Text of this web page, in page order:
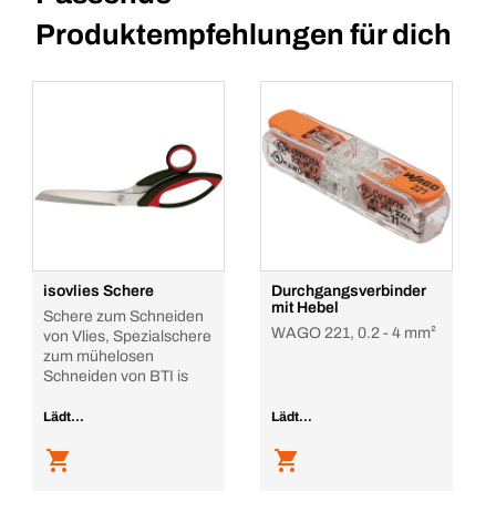
Produktempfehlungen für dich
isovlies Schere
Schere zum Schneiden
von Vlies, Spezialschere
zum mühelosen
Schneiden von BTI is
Lädt...
Durchgangsverbinder
mit Hebel
WAGO 221, 0.2 - 4 mm²
Lädt...